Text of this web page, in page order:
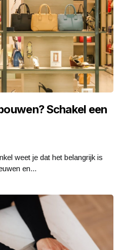
Schakel een
weet je dat het belangrijk is
en...